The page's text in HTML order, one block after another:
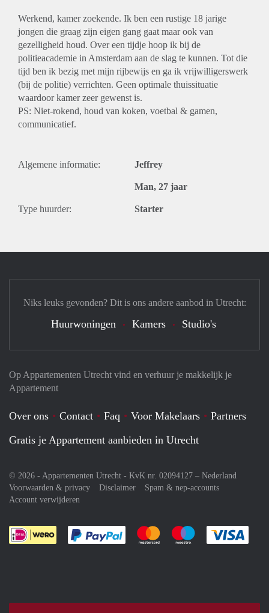
Werkend, kamer zoekende. Ik ben een rustige 18 jarige
jongen die graag zijn eigen gang gaat maar ook van
gezelligheid houd. Over een tijdje hoop ik bij de
politieacademie in Amsterdam aan de slag te kunnen. Tot die
tijd ben ik bezig met mijn rijbewijs en ga ik vrijwilligerswerk
(bij de politie) verrichten. Geen optimale thuissituatie
waardoor kamer zeer gewenst is.
PS: Niet-rokend, houd van koken, voetbal & gamen,
communicatief.
Algemene informatie: Jeffrey
Man, 27 jaar
Type huurder: Starter
Op Appartementen Utrecht vind en verhuur je makkelijk je
Appartement
Over ons Contact Faq Voor Makelaars
Partners
Gratis je Appartement aanbieden in Utrecht
© 2026 - Appartementen Utrecht - KvK nr. 02094127 – Nederland
Voorwaarden & privacy
Disclaimer
Spam & nep-accounts
Account verwijderen
Je rekent gemakkelijk af met Paypal
Je rekent gemakkelijk af met
Je rekent
Niks leuks gevonden? Dit is ons andere aanbod in Utrecht:
Huurwoningen Kamers Studio's